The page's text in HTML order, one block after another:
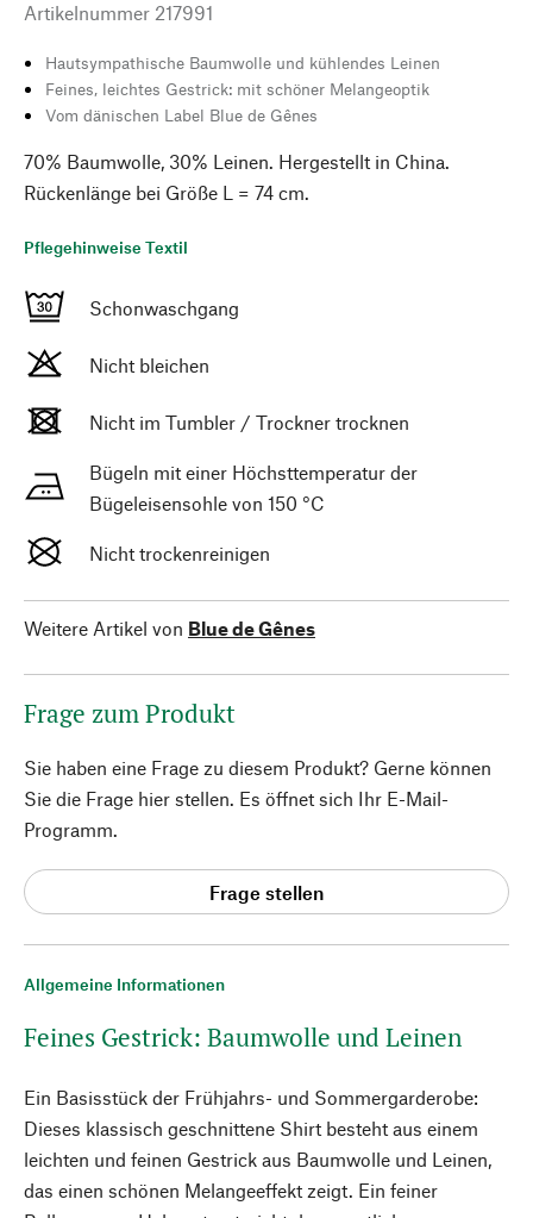
Allgemeine Informationen
Feines Gestrick: Baumwolle und Leinen
Ein Basisstück der Frühjahrs- und Sommergarderobe:
Dieses klassisch geschnittene Shirt besteht aus einem
leichten und feinen Gestrick aus Baumwolle und Leinen,
das einen schönen Melangeeffekt zeigt. Ein feiner
Artikelnummer 217991
Hautsympathische Baumwolle und kühlendes Leinen
Feines, leichtes Gestrick: mit schöner Melangeoptik
Vom dänischen Label Blue de Gênes
70% Baumwolle, 30% Leinen. Hergestellt in China.
Rückenlänge bei Größe L = 74 cm.
Pflegehinweise Textil
Schonwaschgang
Nicht bleichen
Nicht im Tumbler / Trockner trocknen
Bügeln mit einer Höchsttemperatur der
Bügeleisensohle von 150 °C
Nicht trockenreinigen
Weitere Artikel von Blue de Gênes
Frage zum Produkt
Sie haben eine Frage zu diesem Produkt? Gerne können
Sie die Frage hier stellen. Es öffnet sich Ihr E-Mail-
Programm.
Frage stellen